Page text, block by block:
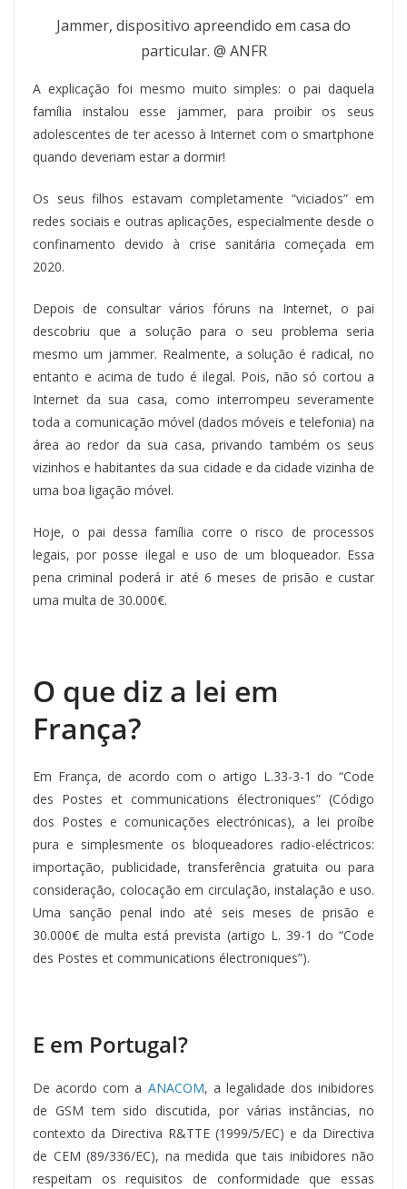
Jammer, dispositivo apreendido em casa do
particular. @ ANFR
A explicação foi mesmo muito simples: o pai daquela
família instalou esse jammer, para proibir os seus
adolescentes de ter acesso à Internet com o smartphone
quando deveriam estar a dormir!
Os seus filhos estavam completamente “viciados” em
redes sociais e outras aplicações, especialmente desde o
confinamento devido à crise sanitária começada em
2020.
Depois de consultar vários fóruns na Internet, o pai
descobriu que a solução para o seu problema seria
mesmo um jammer. Realmente, a solução é radical, no
entanto e acima de tudo é ilegal. Pois, não só cortou a
Internet da sua casa, como interrompeu severamente
toda a comunicação móvel (dados móveis e telefonia) na
área ao redor da sua casa, privando também os seus
vizinhos e habitantes da sua cidade e da cidade vizinha de
uma boa ligação móvel.
Hoje, o pai dessa família corre o risco de processos
legais, por posse ilegal e uso de um bloqueador. Essa
pena criminal poderá ir até 6 meses de prisão e custar
uma multa de 30.000€.
O que diz a lei em
França?
Em França, de acordo com o artigo L.33-3-1 do “Code
des Postes et communications électroniques” (Código
dos Postes e comunicações electrónicas), a lei proíbe
pura e simplesmente os bloqueadores radio-eléctricos:
importação, publicidade, transferência gratuita ou para
consideração, colocação em circulação, instalação e uso.
Uma sanção penal indo até seis meses de prisão e
30.000€ de multa está prevista (artigo L. 39-1 do “Code
des Postes et communications électroniques”).
E em Portugal?
De acordo com a ANACOM, a legalidade dos inibidores
de GSM tem sido discutida, por várias instâncias, no
contexto da Directiva R&TTE (1999/5/EC) e da Directiva
de CEM (89/336/EC), na medida que tais inibidores não
respeitam os requisitos de conformidade que essas